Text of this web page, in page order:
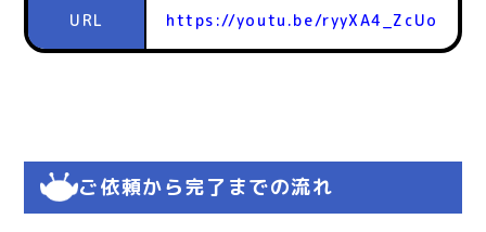
URL https://youtu.be/ryyXA4_ZcUo
ご依頼から完了までの流れ